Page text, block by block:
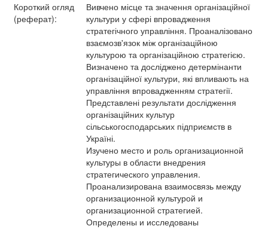
Короткий огляд
(реферат):
Вивчено місце та значення організаційної
культури у сфері впровадження
стратегічного управління. Проаналізовано
взаємозв'язок між організаційною
культурою та організаційною стратегією.
Визначено та досліджено детермінанти
організаційної культури, які впливають на
управління впровадженням стратегії.
Представлені результати дослідження
організаційних культур
сільськогосподарських підприємств в
Україні.
Изучено место и роль организационной
культуры в области внедрения
стратегического управления.
Проанализирована взаимосвязь между
организационной культурой и
организационной стратегией.
Определены и исследованы